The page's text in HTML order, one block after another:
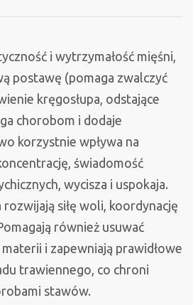
i wytrzymałość mięśni,
postawę (pomaga zwalczyć
kręgosłupa, odstające
chorobom i dodaje
korzystnie wpływa na
świadomość
wycisza i uspokaja.
siłę woli, koordynację
również usuwać
i zapewniają prawidłowe
trawiennego, co chroni
stawów.